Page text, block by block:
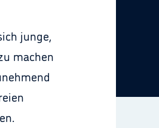
junge,
machen